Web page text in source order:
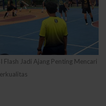
Flash Jadi Ajang Penting Mencari